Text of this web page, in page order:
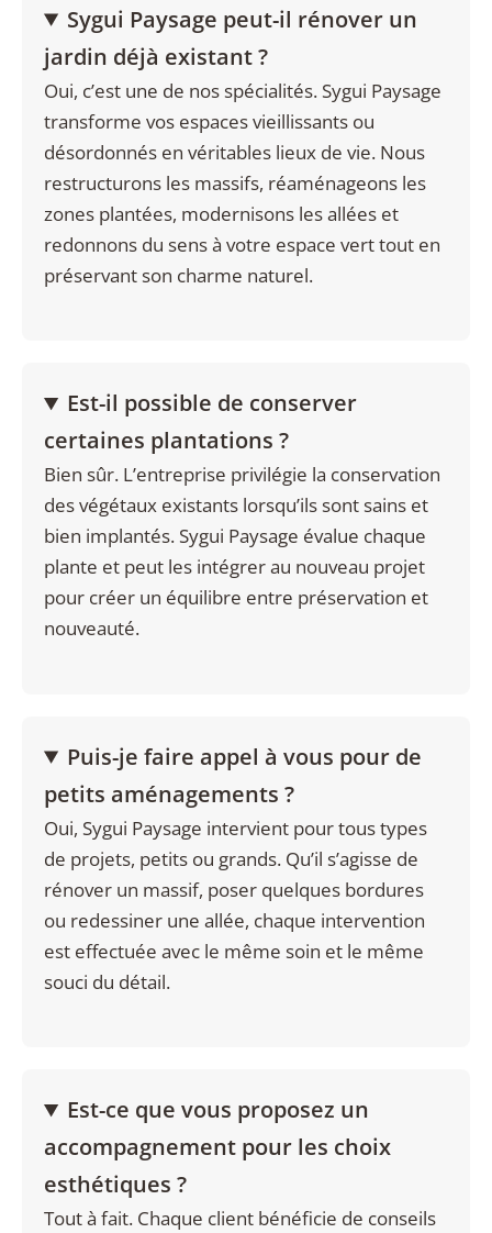
Sygui Paysage peut-il rénover un
jardin déjà existant ?
Oui, c’est une de nos spécialités. Sygui Paysage
transforme vos espaces vieillissants ou
désordonnés en véritables lieux de vie. Nous
restructurons les massifs, réaménageons les
zones plantées, modernisons les allées et
redonnons du sens à votre espace vert tout en
préservant son charme naturel.
Est-il possible de conserver
certaines plantations ?
Bien sûr. L’entreprise privilégie la conservation
des végétaux existants lorsqu’ils sont sains et
bien implantés. Sygui Paysage évalue chaque
plante et peut les intégrer au nouveau projet
pour créer un équilibre entre préservation et
nouveauté.
Puis-je faire appel à vous pour de
petits aménagements ?
Oui, Sygui Paysage intervient pour tous types
de projets, petits ou grands. Qu’il s’agisse de
rénover un massif, poser quelques bordures
ou redessiner une allée, chaque intervention
est effectuée avec le même soin et le même
souci du détail.
Est-ce que vous proposez un
accompagnement pour les choix
esthétiques ?
Tout à fait. Chaque client bénéficie de conseils